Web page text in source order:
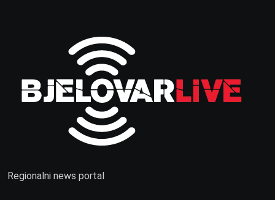
Regionalni news portal